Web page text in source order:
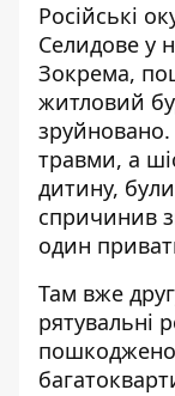
Російські
Селидове у
Зокрема,
житловий
травми, а
дитину,
спричинив
один
Там вже
рятувальні